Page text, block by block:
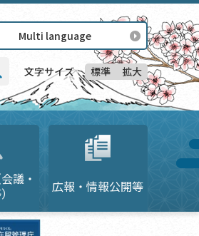
Multi language
文字サイズ 標準 拡大
議・
広報・情報公開等